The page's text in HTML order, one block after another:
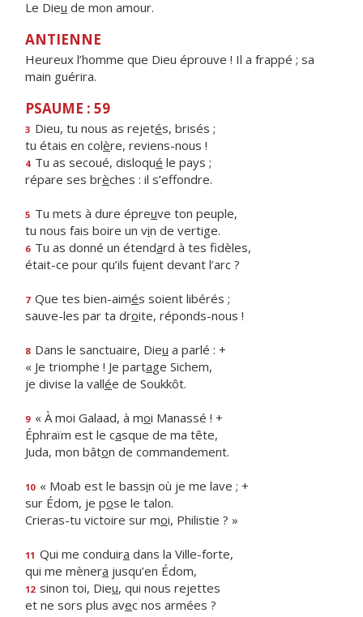
Le Dieu de mon amour.
ANTIENNE
Heureux l’homme que Dieu éprouve ! Il a frappé ; sa
main guérira.
PSAUME : 59
3 Dieu, tu nous as rejetés, brisés ;
tu étais en colère, reviens-nous !
4 Tu as secoué, disloqué le pays ;
répare ses brèches : il s’effondre.
5 Tu mets à dure épreuve ton peuple,
tu nous fais boire un vin de vertige.
6 Tu as donné un étendard à tes fidèles,
était-ce pour qu’ils fuient devant l’arc ?
7 Que tes bien-aimés soient libérés ;
sauve-les par ta droite, réponds-nous !
8 Dans le sanctuaire, Dieu a parlé : +
« Je triomphe ! Je partage Sichem,
je divise la vallée de Soukkôt.
9 « À moi Galaad, à moi Manassé ! +
Éphraïm est le casque de ma tête,
Juda, mon bâton de commandement.
10 « Moab est le bassin où je me lave ; +
sur Édom, je pose le talon.
Crieras-tu victoire sur moi, Philistie ? »
11 Qui me conduira dans la Ville-forte,
qui me mènera jusqu’en Édom,
12 sinon toi, Dieu, qui nous rejettes
et ne sors plus avec nos armées ?